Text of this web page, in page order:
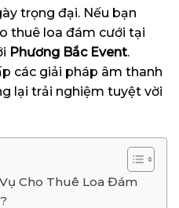
trọng đại. Nếu bạn
thuê loa đám cưới tại
Phương Bắc Event.
các giải pháp âm thanh
lại trải nghiệm tuyệt vời
Cho Thuê Loa Đám